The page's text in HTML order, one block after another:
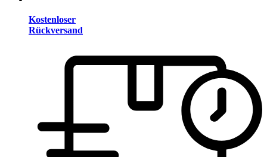
Kostenloser
Rückversand